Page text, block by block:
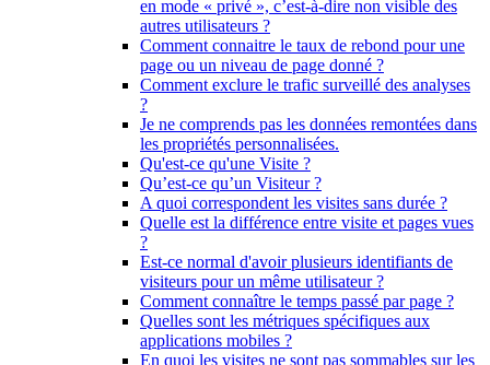
en mode « privé », c’est-à-dire non visible des
autres utilisateurs ?
Comment connaitre le taux de rebond pour une
page ou un niveau de page donné ?
Comment exclure le trafic surveillé des analyses
?
Je ne comprends pas les données remontées dans
les propriétés personnalisées.
Qu'est-ce qu'une Visite ?
Qu’est-ce qu’un Visiteur ?
A quoi correspondent les visites sans durée ?
Quelle est la différence entre visite et pages vues
?
Est-ce normal d'avoir plusieurs identifiants de
visiteurs pour un même utilisateur ?
Comment connaître le temps passé par page ?
Quelles sont les métriques spécifiques aux
applications mobiles ?
En quoi les visites ne sont pas sommables sur les